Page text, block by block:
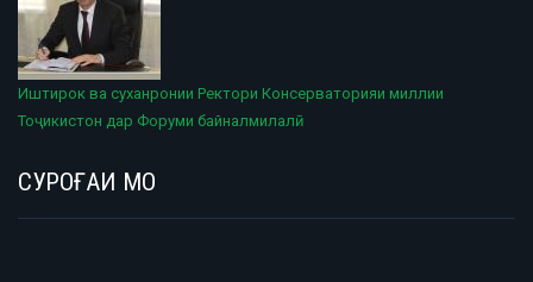
Иштирок ва суханронии Ректори Консерваторияи миллии
Тоҷикистон дар Форуми байналмилалӣ
СУРОҒАИ МО